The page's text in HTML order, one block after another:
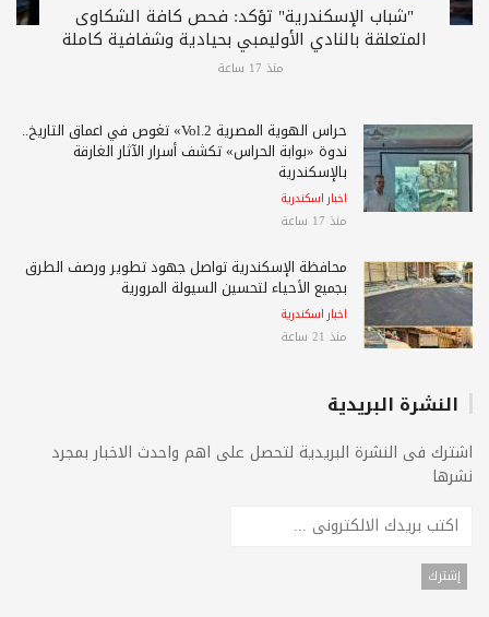
"شباب الإسكندرية" تؤكد: فحص كافة الشكاوى
المتعلقة بالنادي الأوليمبي بحيادية وشفافية كاملة
منذ 17 ساعة
حراس الهوية المصرية Vol.2» تغوص في أعماق التاريخ..
ندوة «بوابة الحراس» تكشف أسرار الآثار الغارقة
بالإسكندرية
اخبار اسكندرية
منذ 17 ساعة
محافظة الإسكندرية تواصل جهود تطوير ورصف الطرق
بجميع الأحياء لتحسين السيولة المرورية
اخبار اسكندرية
منذ 21 ساعة
النشرة البريدية
اشترك فى النشرة البريدية لتحصل على اهم واحدث الاخبار بمجرد
نشرها